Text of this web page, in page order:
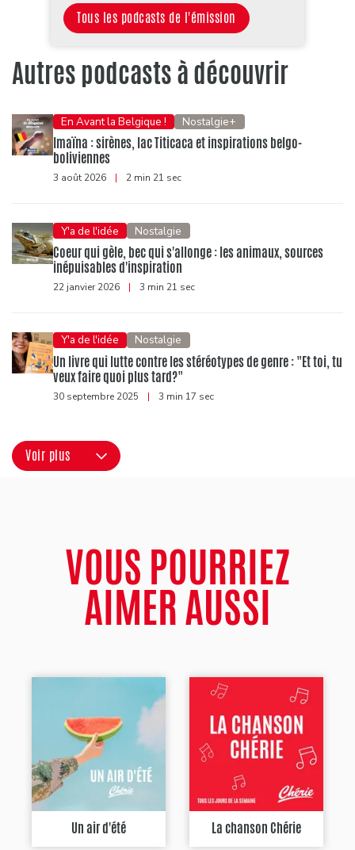
Tous les podcasts de l'émission
Autres podcasts à découvrir
En Avant la Belgique ! Nostalgie+
Imaïna : sirènes, lac Titicaca et inspirations belgo-
boliviennes
3 août 2026 | 2 min 21 sec
Y'a de l'idée Nostalgie
Coeur qui gèle, bec qui s'allonge : les animaux, sources
inépuisables d'inspiration
22 janvier 2026 | 3 min 21 sec
Y'a de l'idée Nostalgie
Un livre qui lutte contre les stéréotypes de genre : "Et toi, tu
veux faire quoi plus tard?"
30 septembre 2025 | 3 min 17 sec
Voir plus
VOUS POURRIEZ
AIMER AUSSI
Un air d'été La chanson Chérie